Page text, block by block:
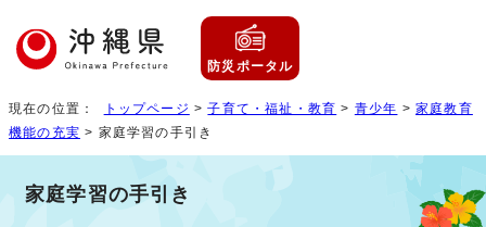
防災ポータル
現在の位置： トップページ >子育て・福祉・教育 > 青少年 >家庭教育
機能の充実 > 家庭学習の手引き
家庭学習の手引き